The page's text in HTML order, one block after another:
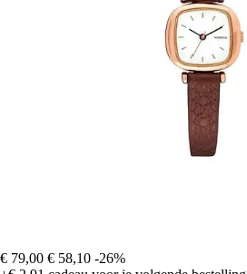
€ 79,00 € 58,10 -26%